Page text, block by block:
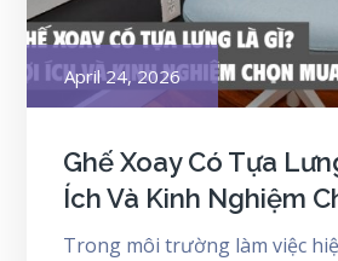
Posted
on
April 24, 2026
Ghế Xoay Có Tựa
Ích Và Kinh Nghiệm
Trong môi trường làm việc